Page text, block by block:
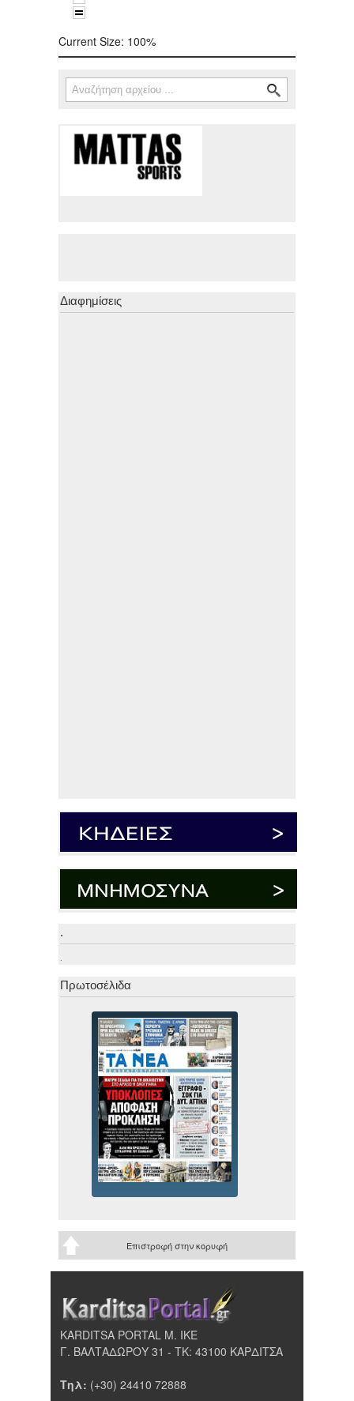
Current Size: 100%
Φόρμα αναζήτησης
Αναζήτηση
Διαφημίσεις
.
.
Πρωτοσέλιδα
Επιστροφή στην κορυφή
KARDITSA PORTAL Μ. ΙΚΕ
Γ. ΒΑΛΤΑΔΩΡΟΥ 31 - ΤΚ: 43100 ΚΑΡΔΙΤΣΑ
Τηλ: (+30) 24410 72888